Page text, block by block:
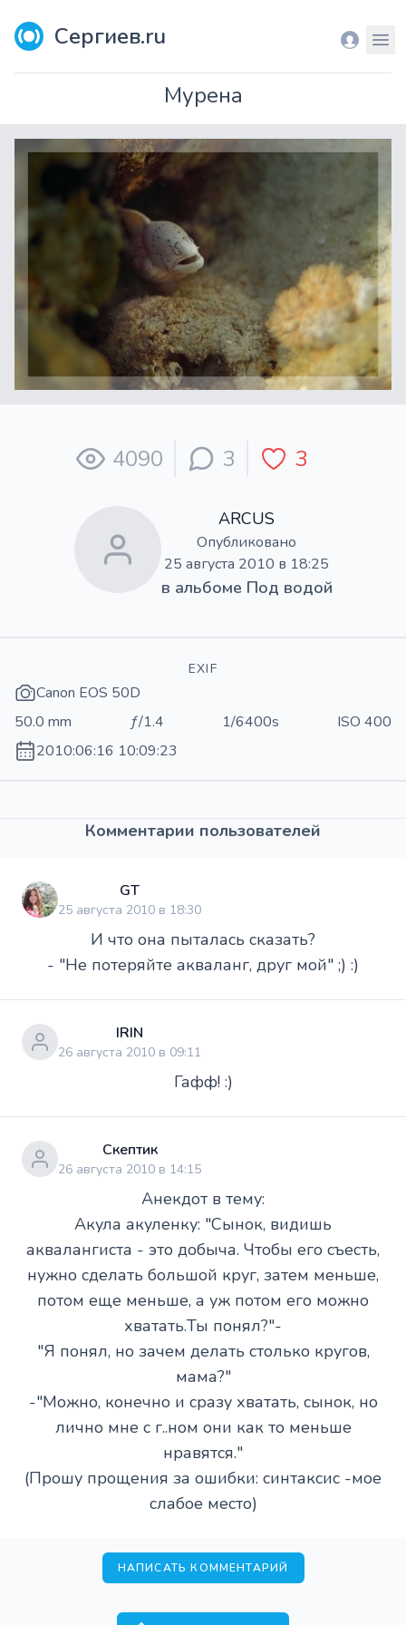
Сергиев.ru Вход
Мурена
4090 3 3
ARCUS
Опубликовано
25 августа 2010 в 18:25
в альбоме Под водой
EXIF
Canon EOS 50D
50.0 mm
ƒ/1.4 1/6400s
ISO 400
2010:06:16 10:09:23
Комментарии пользователей
GT
25 августа 2010 в 18:30
И что она пыталась сказать?
- "Не потеряйте акваланг, друг мой" ;) :)
IRIN
26 августа 2010 в 09:11
Гафф! :)
Скептик
26 августа 2010 в 14:15
Анекдот в тему:
Акула акуленку: "Сынок, видишь
аквалангиста - это добыча. Чтобы его съесть,
нужно сделать большой круг, затем меньше,
потом еще меньше, а уж потом его можно
хватать.Ты понял?"-
"Я понял, но зачем делать столько кругов,
мама?"
-"Можно, конечно и сразу хватать, сынок, но
лично мне с г..ном они как то меньше
нравятся."
(Прошу прощения за ошибки: синтаксис -мое
слабое место)
НАПИСАТЬ КОММЕНТАРИЙ